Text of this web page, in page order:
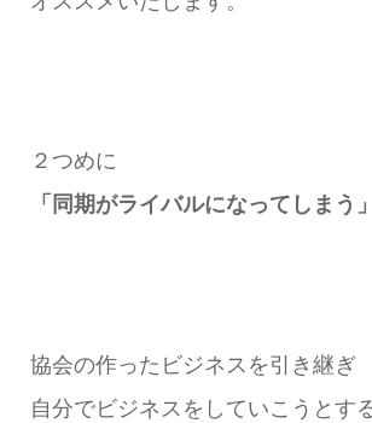
２つめに
「同期がライバルになってしまう」
協会の作ったビジネスを引き継ぎ
自分でビジネスをしていこうとす